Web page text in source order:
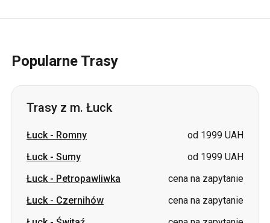
Popularne Trasy
Trasy z m. Łuck
Łuck- Romny
od 1999 UAH
Łuck- Sumy
od 1999 UAH
Łuck- Petropawliwka
cena na zapytanie
Łuck- Czernihów
cena na zapytanie